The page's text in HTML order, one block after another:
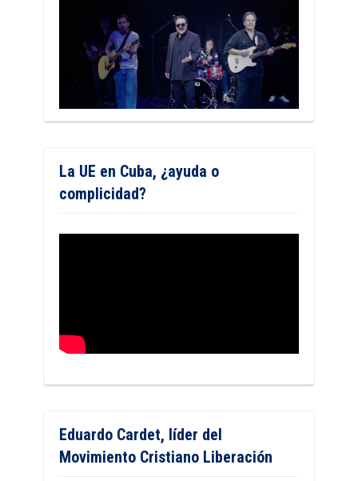
La UE en Cuba, ¿ayuda o
complicidad?
Eduardo Cardet, líder del
Movimiento Cristiano Liberación